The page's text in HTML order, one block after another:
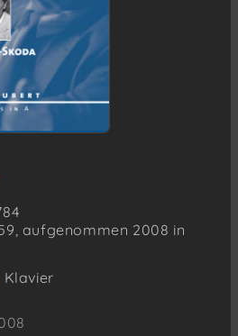
aufgenommen 2008 in
Klavier